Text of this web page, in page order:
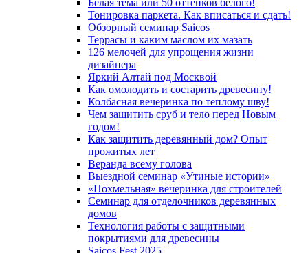
Белая тема или 50 оттенков белого!
Тонировка паркета. Как вписаться и сдать!
Обзорный семинар Saicos
Террасы и каким маслом их мазать
126 мелочей для упрощения жизни
дизайнера
Яркий Алтай под Москвой
Как омолодить и состарить древесину!
Колбасная вечеринка по теплому шву!
Чем защитить сруб и тело перед Новым
годом!
Как защитить деревянный дом? Опыт
прожитых лет
Веранда всему голова
Выездной семинар «Утиные истории»
«Похмельная» вечеринка для строителей
Семинар для отделочников деревянных
домов
Технология работы с защитными
покрытиями для древесины
Saicos Fest 2025